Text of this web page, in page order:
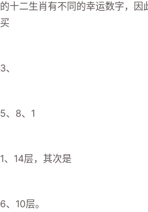
的十二生肖有不同的幸运数字，
买
3、
5、8、1
1、14层，其次是
6、10层。